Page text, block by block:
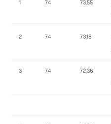
1 74 73,55
2 74 73,18
3 74 72,36